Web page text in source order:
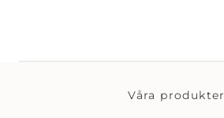
Våra produkter